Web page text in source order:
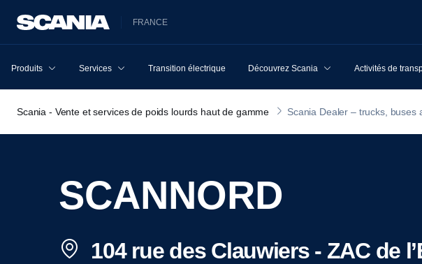
FRANCE
Produits Services Transition électrique Découvrez Scania Activités de
Scania - Vente et services de poids lourds haut de gamme Scania Dealer – trucks, buses
SCANNORD
104 rue des Clauwiers - ZAC de